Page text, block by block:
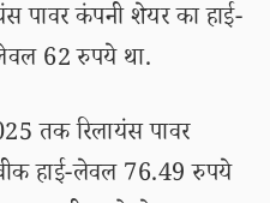
पावर कंपनी शेयर का हाई-
62 रुपये था.
तक रिलायंस पावर
हाई-लेवल 76.49 रुपये